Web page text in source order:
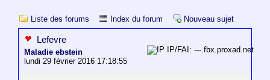
Liste des forums Index du forum Nouveau sujet
Lefevre
Maladie ebstein
lundi 29 février 2016 17:18:55
IP/FAI: ---.fbx.proxad.net